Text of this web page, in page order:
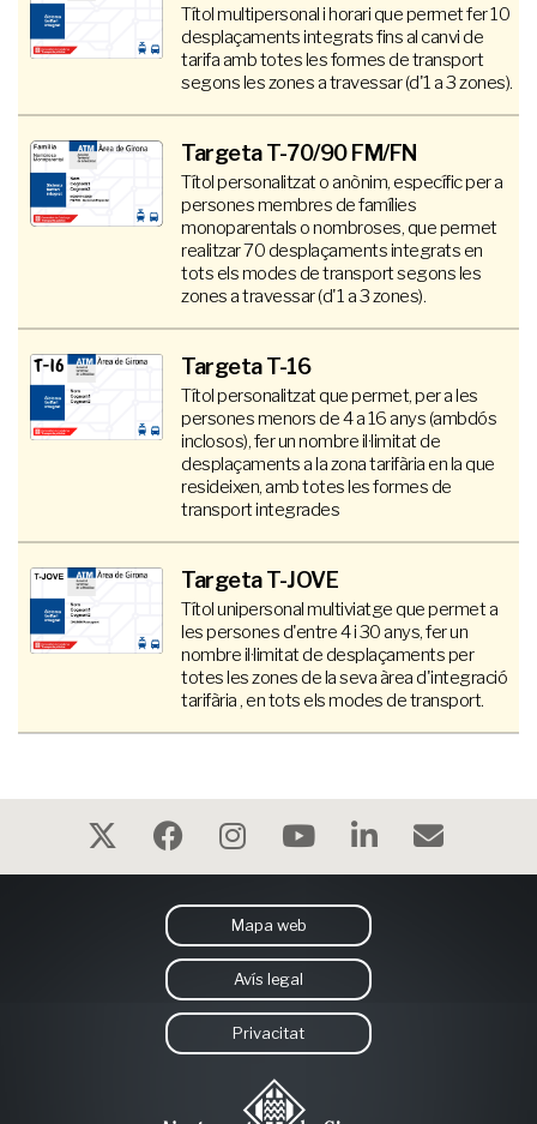
Títol multipersonal i horari que permet fer 10
desplaçaments integrats fins al canvi de
tarifa amb totes les formes de transport
segons les zones a travessar (d'1 a 3 zones).
Targeta T-70/90 FM/FN
Títol personalitzat o anònim, específic per a
persones membres de famílies
monoparentals o nombroses, que permet
realitzar 70 desplaçaments integrats en
tots els modes de transport segons les
zones a travessar (d'1 a 3 zones).
Targeta T-16
Títol personalitzat que permet, per a les
persones menors de 4 a 16 anys (ambdós
inclosos), fer un nombre il·limitat de
desplaçaments a la zona tarifària en la que
resideixen, amb totes les formes de
transport integrades
Targeta T-JOVE
Títol unipersonal multiviatge que permet a
les persones d'entre 4 i 30 anys, fer un
nombre il·limitat de desplaçaments per
totes les zones de la seva àrea d'integració
tarifària , en tots els modes de transport.
Mapa web
Avís legal
Privacitat